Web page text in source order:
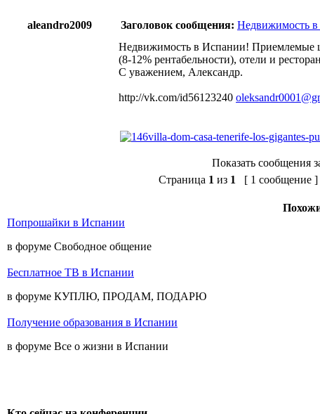
aleandro2009 Заголовок сообщения: Недвижимость в
Недвижимость в Испании! Приемлемые
(8-12% рентабельности), отели и
С уважением, Александр.
http://vk.com/id56123240
Показать сообщения
Страница 1 из 1 [ 1 сообщение ]
Попрошайки в Испании
в форуме Свободное общение
Бесплатное ТВ в Испании
в форуме КУПЛЮ, ПРОДАМ, ПОДАРЮ
Получение образования в Испании
в форуме Все о жизни в Испании